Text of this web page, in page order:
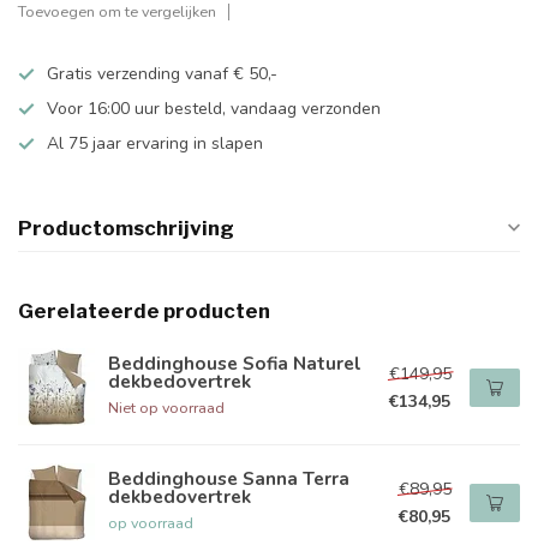
Toevoegen om te vergelijken
Gratis verzending vanaf € 50,-
Voor 16:00 uur besteld, vandaag verzonden
Al 75 jaar ervaring in slapen
Productomschrijving
Gerelateerde producten
Beddinghouse Sofia Naturel
dekbedovertrek
Niet op voorraad
€149,95
€134,95
Beddinghouse Sanna Terra
dekbedovertrek
op voorraad
€89,95
€80,95